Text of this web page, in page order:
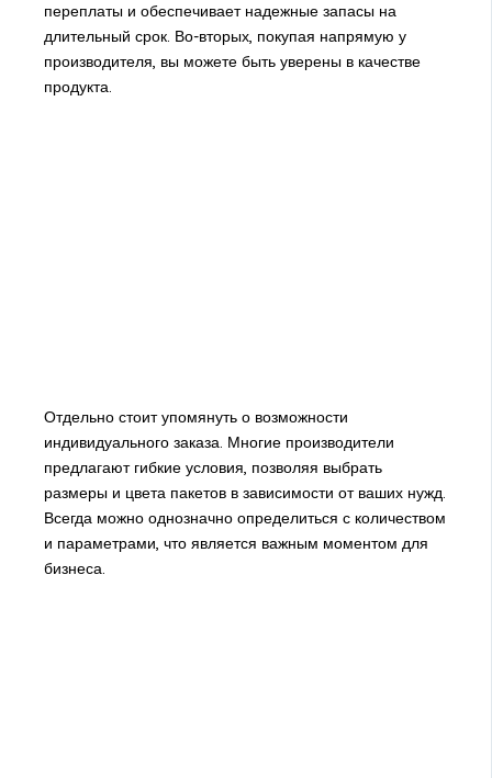
переплаты и обеспечивает надежные запасы на
длительный срок. Во-вторых, покупая напрямую у
производителя, вы можете быть уверены в качестве
продукта.
Отдельно стоит упомянуть о возможности
индивидуального заказа. Многие производители
предлагают гибкие условия, позволяя выбрать
размеры и цвета пакетов в зависимости от ваших нужд.
Всегда можно однозначно определиться с количеством
и параметрами, что является важным моментом для
бизнеса.